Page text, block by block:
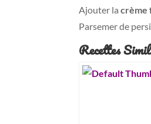
Ajouter lacrème
Parsemer de
Recettes